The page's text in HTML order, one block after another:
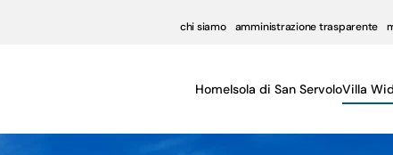
chi siamo amministrazione trasparente
HomeIsola di San ServoloVilla